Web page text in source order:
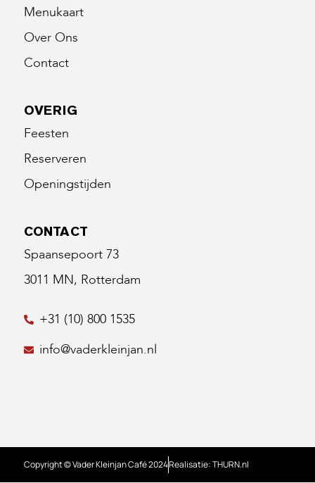
Menukaart
Over Ons
Contact
OVERIG
Feesten
Reserveren
Openingstijden
CONTACT
Spaansepoort 73
3011 MN, Rotterdam
+31 (10) 800 1535
info@vaderkleinjan.nl
Copyright © Vader Kleinjan Café 2024Realisatie: THURN.nl